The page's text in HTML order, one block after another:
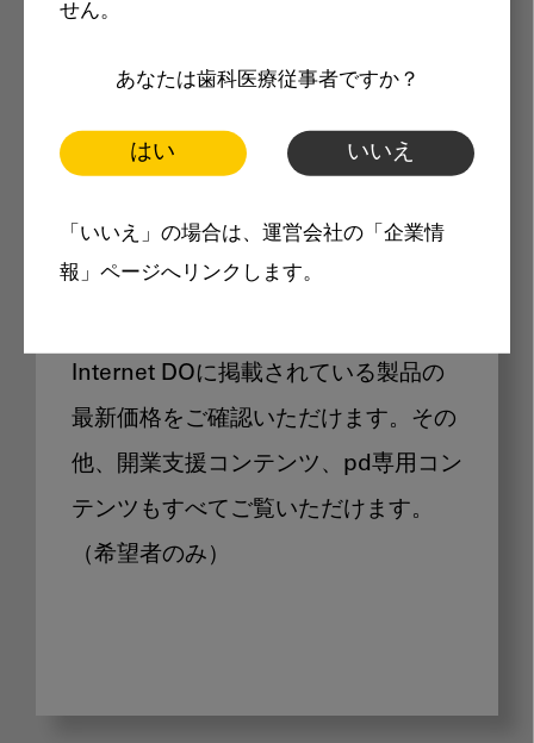
せん。
あなたは歯科医療従事者ですか？
はい いいえ
「いいえ」の場合は、運営会社の「企業情
報」ページへリンクします。
製品価格も閲覧可能
Internet DOに掲載されている製品の
最新価格をご確認いただけます。その
他、開業支援コンテンツ、pd専用コン
テンツもすべてご覧いただけます。
（希望者のみ）